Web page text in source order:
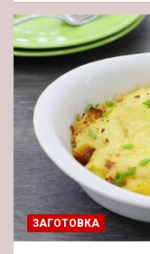
ЗАГОТОВКА